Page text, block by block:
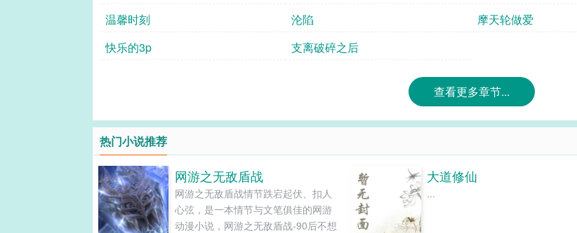
温馨时刻
沦陷 摩天轮做爱
快乐的3p
支离破碎之后
查看更多章节...
热门小说推荐
网游之无敌盾战
网游之无敌盾战情节跌宕起伏、扣人
心弦，是一本情节与文笔俱佳的网游
动漫小说，网游之无敌盾战-90后不想
大道修仙
...